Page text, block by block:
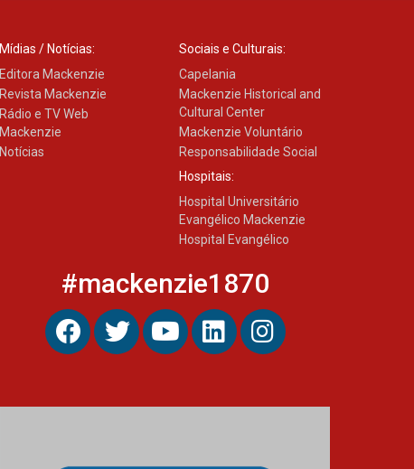
Mídias / Notícias:
Editora Mackenzie
Revista Mackenzie
Rádio e TV Web
Mackenzie
Notícias
Sociais e Culturais:
Capelania
Mackenzie Historical and
Cultural Center
Mackenzie Voluntário
Responsabilidade Social
Hospitais:
Hospital Universitário
Evangélico Mackenzie
Hospital Evangélico
#mackenzie1870